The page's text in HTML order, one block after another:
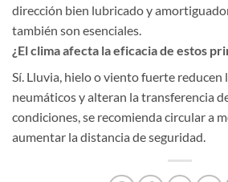
dirección bien lubricado y
también son esenciales.
¿El clima afecta la eficacia de estos
Sí. Lluvia, hielo o viento fuerte reducen
neumáticos y alteran la transferencia
condiciones, se recomienda circular a
aumentar la distancia de seguridad.